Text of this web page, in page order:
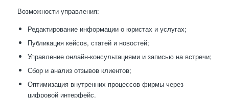
Возможности управления:
Редактирование информации о юристах и услугах;
Публикация кейсов, статей и новостей;
Управление онлайн-консультациями и записью на встречи;
Сбор и анализ отзывов клиентов;
Оптимизация внутренних процессов фирмы через
цифровой интерфейс.